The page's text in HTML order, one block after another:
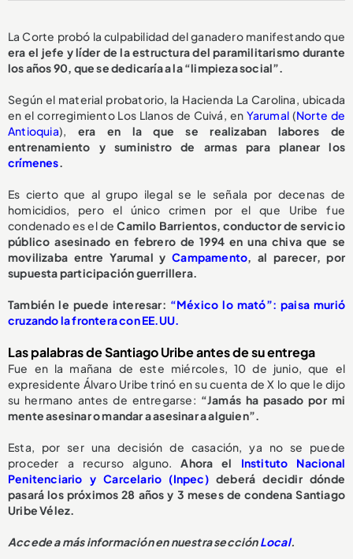
La Corte probó la culpabilidad del ganadero manifestando que
era el jefe y líder de la estructura del paramilitarismo durante
los años 90, que se dedicaría a la “limpieza social”.
Según el material probatorio, la Hacienda La Carolina, ubicada
en el corregimiento Los Llanos de Cuivá, en Yarumal (Norte de
Antioquia), era en la que se realizaban labores de
entrenamiento y suministro de armas para planear los
crímenes
Es cierto que al grupo ilegal se le señala por decenas de
homicidios, pero el único crimen por el que Uribe fue
condenado es el deCamilo Barrientos, conductor de servicio
público asesinado en febrero de 1994 en una chiva que se
movilizaba entre Yarumal yCampamento , al parecer, por
supuesta participación guerrillera.
También le puede interesar: “México lo mató”: paisa murió
cruzando la frontera con EE.UU.
Las palabras de Santiago Uribe antes de su entrega
Fue en la mañana de este miércoles, 10 de junio, que el
expresidente Álvaro Uribe trinó en su cuenta de X lo que le dijo
su hermano antes de entregarse: “Jamás ha pasado por mi
mente asesinar o mandar a asesinar a alguien”.
Esta, por ser una decisión de casación, ya no se puede
proceder a recurso alguno. Ahora el Instituto Nacional
Penitenciario y Carcelario (Inpec)deberá decidir dónde
pasará los próximos 28 años y 3 meses de condena Santiago
Uribe Vélez.
Accede a más información en nuestra secciónLocal.